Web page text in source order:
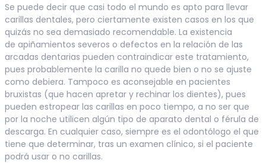
Se puede decir que casi todo el mundo es apto para llevar
carillas dentales, pero ciertamente existen casos en los que
quizás no sea demasiado recomendable. La existencia
de apiñamientos severos o defectos en la relación de las
arcadas dentarias pueden contraindicar este tratamiento,
pues probablemente la carilla no quede bien o no se ajuste
como debiera. Tampoco es aconsejable en pacientes
bruxistas (que hacen apretar y rechinar los dientes), pues
pueden estropear las carillas en poco tiempo, a no ser que
por la noche utilicen algún tipo de aparato dental o férula de
descarga. En cualquier caso, siempre es el odontólogo el que
tiene que determinar, tras un examen clínico, si el paciente
podrá usar o no carillas.